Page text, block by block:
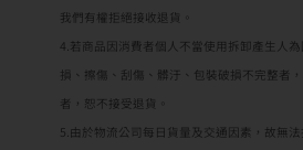
我們有權拒絕接收退貨。
4.若商品因消費者個人不當使用拆卸產生人
損、擦傷、刮傷、髒汙、包裝破損不完整者
者，恕不接受退貨。
5.由於物流公司每日貨量及交通因素，故無